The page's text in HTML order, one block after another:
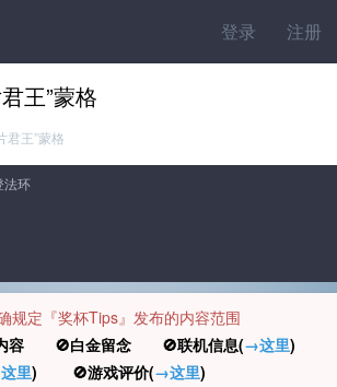
登录 注册
王”蒙格
君王”蒙格
法环
规定『奖杯Tips』发布的内容范围
容 🚫白金留念 🚫联机信息(→这里)
里) 🚫游戏评价(→这里)